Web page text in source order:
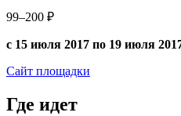
99–200 ₽
с 15 июля 2017 по 19 июля
Сайт площадки
Где идет